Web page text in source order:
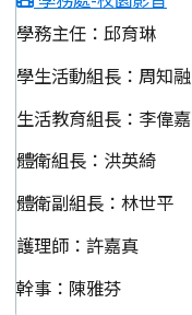
學務主任：邱育琳
學生活動組長：周知融
生活教育組長：李偉嘉
體衛組長：洪英綺
體衛副組長：林世平
護理師：許嘉真
幹事：陳雅芬